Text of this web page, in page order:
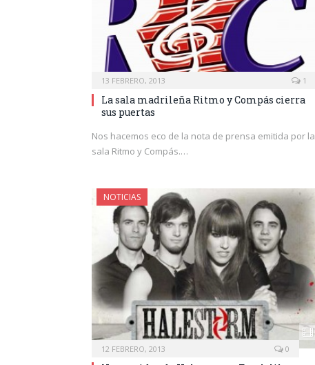
13 FEBRERO, 2013 1
La sala madrileña Ritmo y Compás cierra
sus puertas
Nos hacemos eco de la nota de prensa emitida por la
sala Ritmo y Compás.…
NOTICIAS
12 FEBRERO, 2013 0